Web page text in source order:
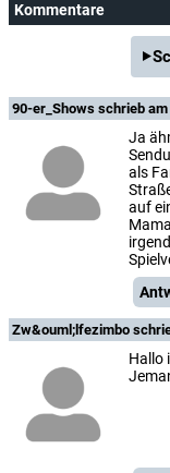
Kommentare
90-er_Shows schrieb am
Ja
als
auf
Zw&ouml;lfezimbo
Hallo